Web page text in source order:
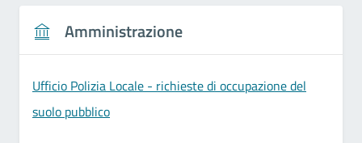
Amministrazione
Ufficio Polizia Locale - richieste di occupazione del
suolo pubblico